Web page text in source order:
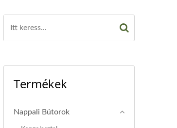
Termékek
Nappali Bútorok